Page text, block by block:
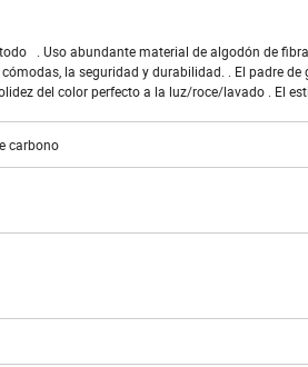
. Uso abundante material de algodón de
la seguridad y durabilidad. . El padre
del color perfecto a la luz/roce/lavado . El
carbono